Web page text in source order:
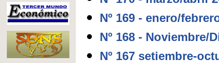
Nº 169 - enero/
Nº 168 - Noviembre/
Nº 167 setiembre-